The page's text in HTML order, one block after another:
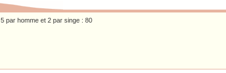
5 par homme et 2 par singe : 80